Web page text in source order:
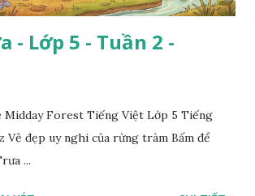
- Lớp 5 - Tuần 2 -
Midday Forest Tiếng Việt Lớp 5 Tiếng
Vẻ đẹp uy nghi của rừng tràm Bấm để
...